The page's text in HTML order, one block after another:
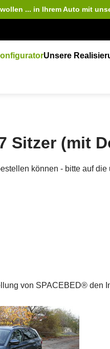
... in Ihrem Auto mit
Unsere
Sitzer (mit
können - bitte auf die
von SPACEBED® den